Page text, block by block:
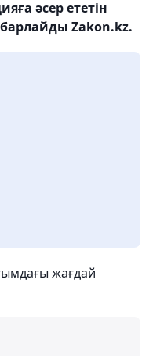
әсер ететін
Zakon.kz.
жағдай